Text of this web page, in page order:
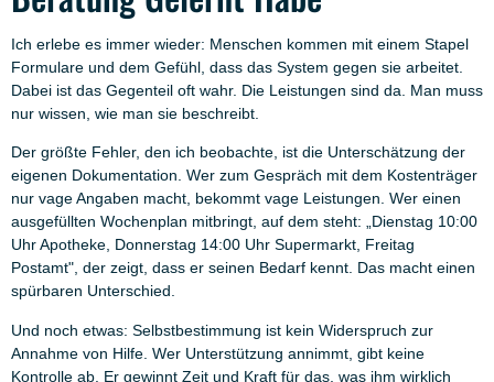
Ich erlebe es immer wieder: Menschen kommen mit einem Stapel
Formulare und dem Gefühl, dass das System gegen sie arbeitet.
Dabei ist das Gegenteil oft wahr. Die Leistungen sind da. Man muss
nur wissen, wie man sie beschreibt.
Der größte Fehler, den ich beobachte, ist die Unterschätzung der
eigenen Dokumentation. Wer zum Gespräch mit dem Kostenträger
nur vage Angaben macht, bekommt vage Leistungen. Wer einen
ausgefüllten Wochenplan mitbringt, auf dem steht: „Dienstag 10:00
Uhr Apotheke, Donnerstag 14:00 Uhr Supermarkt, Freitag
Postamt", der zeigt, dass er seinen Bedarf kennt. Das macht einen
spürbaren Unterschied.
Und noch etwas: Selbstbestimmung ist kein Widerspruch zur
Annahme von Hilfe. Wer Unterstützung annimmt, gibt keine
Kontrolle ab. Er gewinnt Zeit und Kraft für das, was ihm wirklich